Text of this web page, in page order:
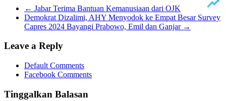
← Jabar Terima Bantuan Kemanusiaan dari OJK
Demokrat Dizalimi, AHY Menyodok ke Empat Besar Survey
Capres 2024 Bayangi Prabowo, Emil dan Ganjar →
Leave a Reply
Default Comments
Facebook Comments
Tinggalkan Balasan